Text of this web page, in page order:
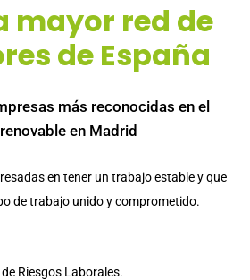
mayor red de
de España
más reconocidas en el
en Madrid
en tener un trabajo estable y que
de trabajo unido y comprometido.
Riesgos Laborales.